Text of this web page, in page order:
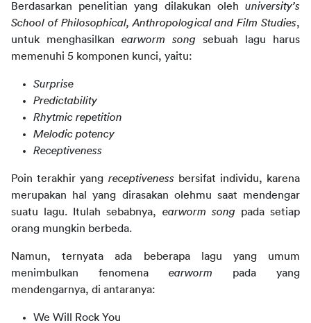
Berdasarkan penelitian yang dilakukan oleh university’s
School of Philosophical, Anthropological and Film Studies,
untuk menghasilkan earworm song sebuah lagu harus
memenuhi 5 komponen kunci, yaitu:
Surprise
Predictability
Rhytmic repetition
Melodic potency
Receptiveness
Poin terakhir yang receptiveness bersifat individu, karena
merupakan hal yang dirasakan olehmu saat mendengar
suatu lagu. Itulah sebabnya, earworm song pada setiap
orang mungkin berbeda.
Namun, ternyata ada beberapa lagu yang umum
menimbulkan fenomena earworm pada yang
mendengarnya, di antaranya:
We Will Rock You